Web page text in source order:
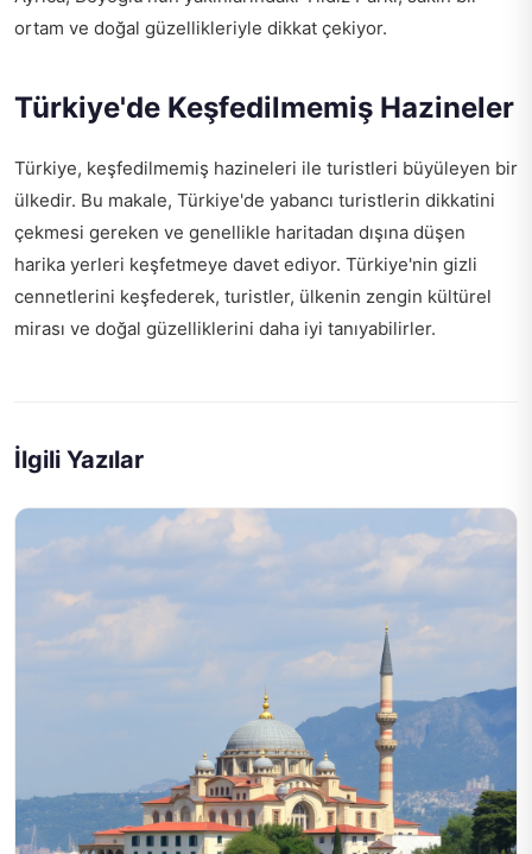
ortam ve doğal güzellikleriyle dikkat çekiyor.
Türkiye'de Keşfedilmemiş Hazineler
Türkiye, keşfedilmemiş hazineleri ile turistleri büyüleyen bir
ülkedir. Bu makale, Türkiye'de yabancı turistlerin dikkatini
çekmesi gereken ve genellikle haritadan dışına düşen
harika yerleri keşfetmeye davet ediyor. Türkiye'nin gizli
cennetlerini keşfederek, turistler, ülkenin zengin kültürel
mirası ve doğal güzelliklerini daha iyi tanıyabilirler.
İlgili Yazılar